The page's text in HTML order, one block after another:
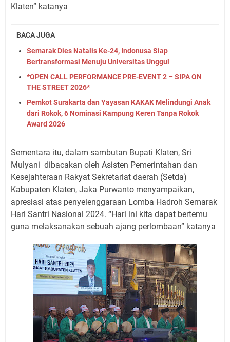
Klaten” katanya
BACA JUGA
Semarak Dies Natalis Ke-24, Indonusa Siap
Bertransformasi Menuju Universitas Unggul
*OPEN CALL PERFORMANCE PRE-EVENT 2 – SIPA ON
THE STREET 2026*
Pemkot Surakarta dan Yayasan KAKAK Melindungi Anak
dari Rokok, 6 Nominasi Kampung Keren Tanpa Rokok
Award 2026
Sementara itu, dalam sambutan Bupati Klaten, Sri
Mulyani dibacakan oleh Asisten Pemerintahan dan
Kesejahteraan Rakyat Sekretariat daerah (Setda)
Kabupaten Klaten, Jaka Purwanto menyampaikan,
apresiasi atas penyelenggaraan Lomba Hadroh Semarak
Hari Santri Nasional 2024. “Hari ini kita dapat bertemu
guna melaksanakan sebuah ajang perlombaan” katanya